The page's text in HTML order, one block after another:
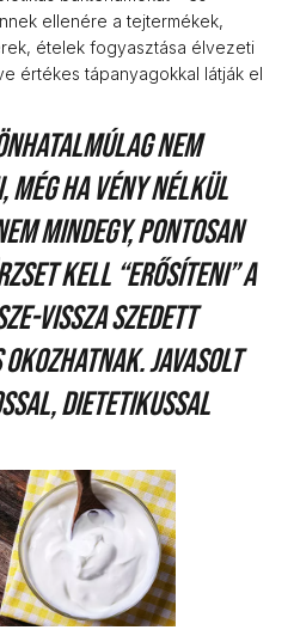
ellenére a tejtermékek,
ételek fogyasztása élvezeti
értékes tápanyagokkal látják el
nem
ha vény nélkül
mindegy, pontosan
kell “erősíteni” a
vissza szedett
Javasolt
dietetikussal